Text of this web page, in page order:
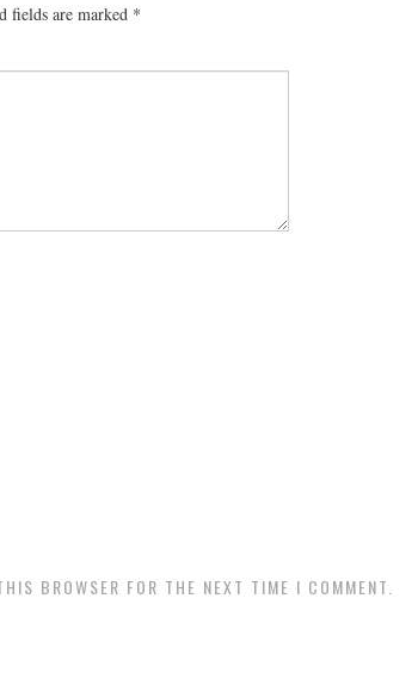
fields are marked *
BROWSER FOR THE NEXT TIME I COMMENT.